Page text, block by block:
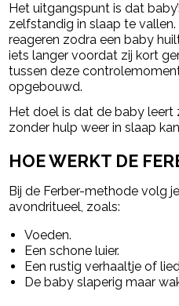
Het uitgangspunt is dat
zelfstandig in slaap te
reageren zodra een baby
iets langer voordat zij kort
tussen deze
opgebouwd.
Het doel is dat de baby leert
zonder hulp weer in slaap
HOE WERKT DE
Bij de Ferber-methode volg
avondritueel, zoals:
Voeden.
Een schone luier.
Een rustig verhaaltje of
De baby slaperig maar